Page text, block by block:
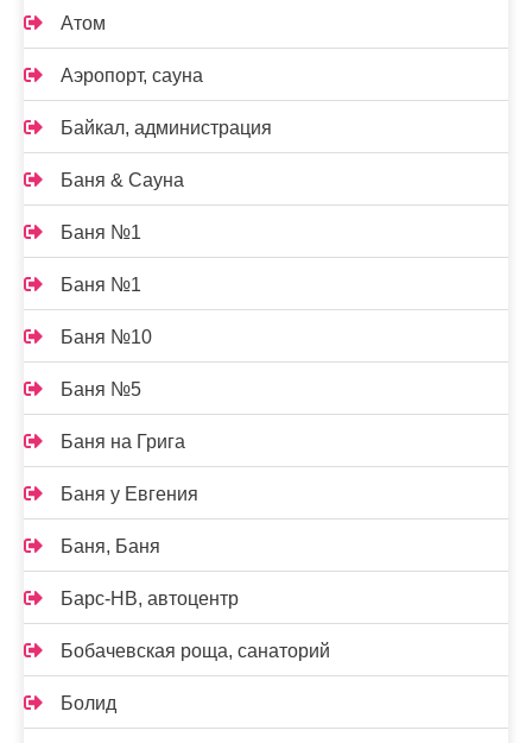
Атом
Аэропорт, сауна
Байкал, администрация
Баня & Сауна
Баня №1
Баня №1
Баня №10
Баня №5
Баня на Грига
Баня у Евгения
Баня, Баня
Барс-НВ, автоцентр
Бобачевская роща, санаторий
Болид